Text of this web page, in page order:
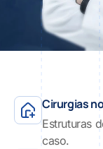
Cirurgias
Estruturas
caso.